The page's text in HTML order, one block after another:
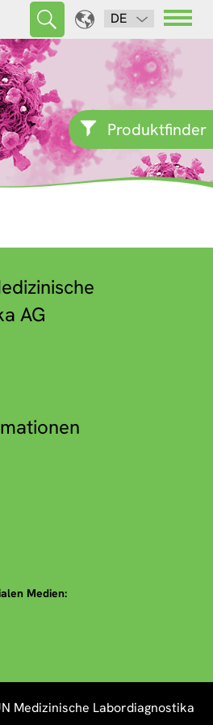
DE
Produktfinder
AG
Medien:
Medizinische Labordiagnostika